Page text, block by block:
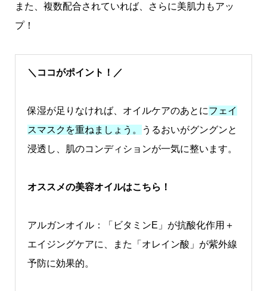
また、複数配合されていれば、さらに美肌力もアッ
プ！
＼ココがポイント！／
保湿が足りなければ、オイルケアのあと にフェイ
スマスクを重ねましょう。
うるおいがグングンと
浸透し、肌のコンディションが一気に整います。
オススメの美容オイルはこちら！
アルガンオイル：「ビタミンE」が抗酸化作用＋
エイジングケアに、また「オレイン酸」が紫外線
予防に効果的。